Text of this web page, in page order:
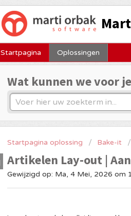
Startpagina Oplossingen
Wat kunnen we voor
Startpagina oplossing Bake-it
Artikelen Lay-out |
Gewijzigd op: Ma, 4 Mei, 2026 om